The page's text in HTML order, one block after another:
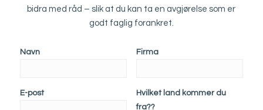
bidra med råd – slik at du kan ta en avgjørelse som er
godt faglig forankret.
Navn Firma
E-post
Hvilket land kommer du
fra??